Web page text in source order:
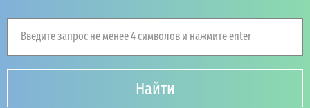
Введите запрос не менее 4 символов и нажмите enter
Найти